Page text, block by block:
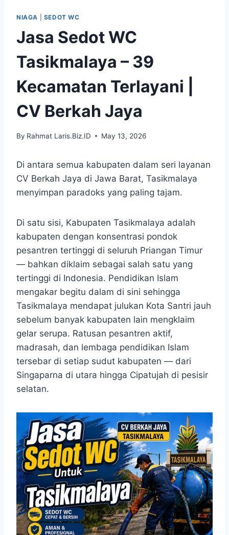
content
NIAGA SEDOT WC
Jasa Sedot WC
Tasikmalaya – 39
Kecamatan Terlayani |
CV Berkah Jaya
By Rahmat Laris.Biz.ID May 13, 2026
Di antara semua kabupaten dalam seri layanan
CV Berkah Jaya di Jawa Barat, Tasikmalaya
menyimpan paradoks yang paling tajam.
Di satu sisi, Kabupaten Tasikmalaya adalah
kabupaten dengan konsentrasi pondok
pesantren tertinggi di seluruh Priangan Timur
— bahkan diklaim sebagai salah satu yang
tertinggi di Indonesia. Pendidikan Islam
mengakar begitu dalam di sini sehingga
Tasikmalaya mendapat julukan Kota Santri jauh
sebelum banyak kabupaten lain mengklaim
gelar serupa. Ratusan pesantren aktif,
madrasah, dan lembaga pendidikan Islam
tersebar di setiap sudut kabupaten — dari
Singaparna di utara hingga Cipatujah di pesisir
selatan.